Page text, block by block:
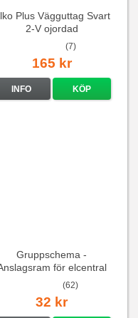
Plus Vägguttag Svart
2-V ojordad
(7)
165 kr
INFO KÖP
Gruppschema -
för elcentral
(62)
32 kr